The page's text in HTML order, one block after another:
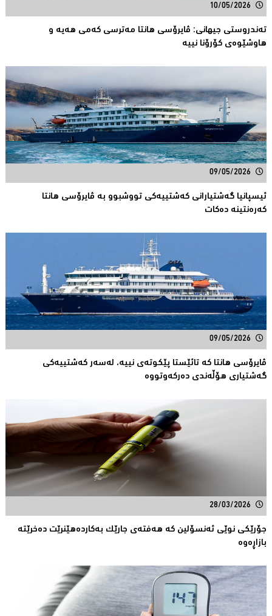
10/05/2026
تەندروستی جیهانی: ڤایرۆسی هانتا مەترسى کەمى هەیە و
هاوشێوەى كۆرۆنا نییە
09/05/2026
ئیسپانیا گەشتیارانی كەشتییەكی تووشبوو بە ڤایرۆسی هانتا
كەرەنتینە دەكات
09/05/2026
ڤایرۆسی هانتا کە تائێستا پێكوتەی نییە، لەسەر كەشتییەكی
گەشتیارى هۆڵەندی دەرکەوتووە
28/03/2026
جۆرێكی نوێی ئەنسۆلین کە هەفتەى جارێک بەکاردەهێنرێت دەخرێتە
بازاڕەوە